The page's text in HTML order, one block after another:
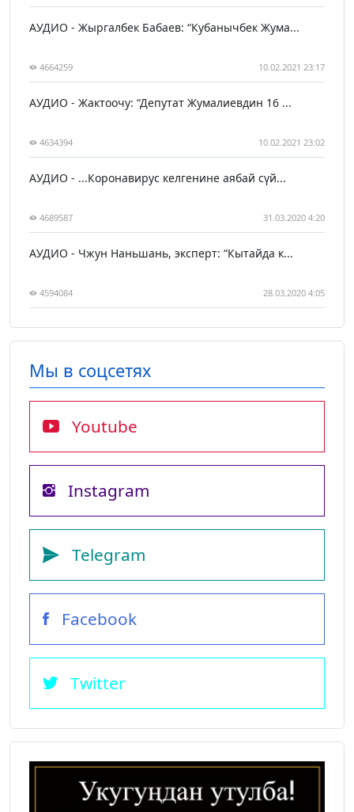
АУДИО - Жыргалбек Бабаев: “Кубанычбек Жума...
4664259 10.02.2021 23:17
АУДИО - Жактоочу: “Депутат Жумалиевдин 16 ...
4634394 10.02.2021 23:02
АУДИО - ...Коронавирус келгенине аябай сүй...
4689587 31.03.2020 4:20
АУДИО - Чжун Наньшань, эксперт: “Кытайда к...
4594084 28.03.2020 4:05
Мы в соцсетях
Youtube
Instagram
Telegram
Facebook
Twitter